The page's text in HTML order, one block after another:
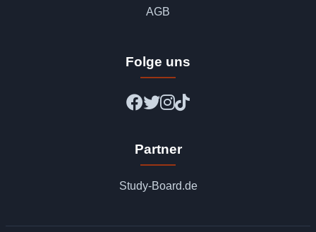
AGB
Folge uns
Partner
Study-Board.de